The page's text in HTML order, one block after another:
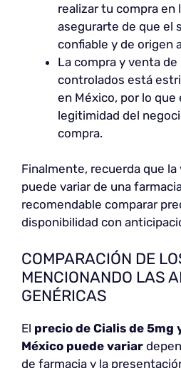
realizar tu compra en
asegurarte de que el
confiable y de origen
La compra y venta
controlados está
en México, por lo que
legitimidad del
compra.
Finalmente, recuerda que la
puede variar de una
recomendable comparar
disponibilidad con
COMPARACIÓN DE
MENCIONANDO LAS
GENÉRICAS
El precio de Cialis de 5mg
México puede variar
de farmacia y la